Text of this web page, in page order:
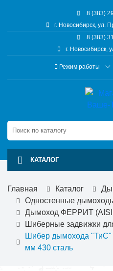
8 (383)
г. Новосибирск, ул.
8 (383)
г. Новосибирск,
Режим работы
КАТАЛОГ
Главная Каталог
Одностенные
Дымоход ФЕРРИТ (AISI
Шиберные задвижки
Шибер дымохода "ТиС"
мм 430 сталь